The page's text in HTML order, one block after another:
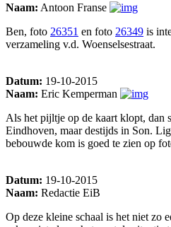
Naam: Antoon Franse
Ben, foto 26351 en foto 26349 is
verzameling v.d. Woenselsestraat.
Datum: 19-10-2015
Naam: Eric Kemperman
Als het pijltje op de kaart klopt, dan
Eindhoven, maar destijds in Son.
bebouwde kom is goed te zien op
Datum: 19-10-2015
Naam: Redactie EiB
Op deze kleine schaal is het niet zo